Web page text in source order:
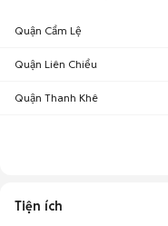
Quận Cẩm Lệ
Quận Liên Chiểu
Quận Thanh Khê
Tiện ích